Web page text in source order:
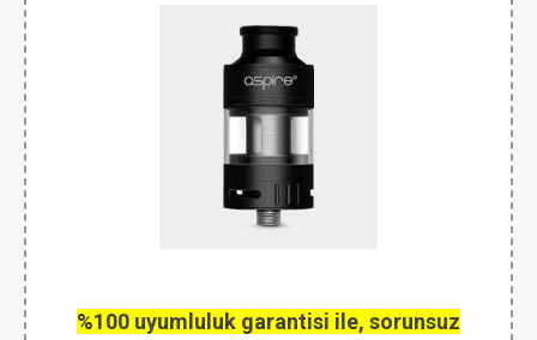
%100 uyumluluk garantisi ile, sorunsuz